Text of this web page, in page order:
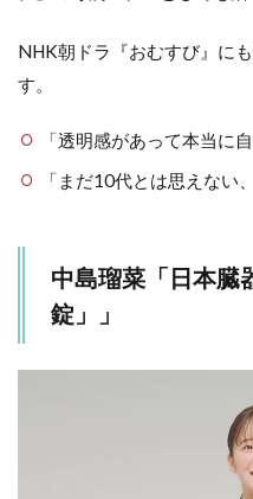
NHK朝ドラ『おむすび』に
す。
「透明感があって本当に
「まだ10代とは思えない
中島瑠菜「⽇本臓
錠」」